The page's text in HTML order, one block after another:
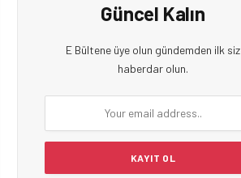
Güncel Kalın
E Bültene üye olun gündemden ilk siz
haberdar olun.